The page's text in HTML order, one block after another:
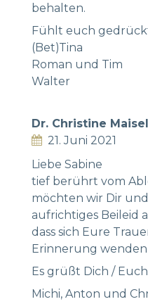
behalten.
Fühlt euch
(Bet)Tina
Roman und Tim
Walter
Dr. Christine Maisel
21. Juni 2021
Liebe Sabine
tief berührt vom
möchten wir Dir
aufrichtiges Beileid
dass sich Eure
Erinnerung wenden
Es grüßt Dich /
Michi, Anton und